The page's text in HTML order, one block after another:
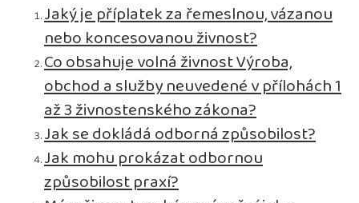
Jaký je příplatek za řemeslnou, vázanou
nebo koncesovanou živnost?
Co obsahuje volná živnost Výroba,
obchod a služby neuvedené v přílohách 1
až 3 živnostenského zákona?
Jak se dokládá odborná způsobilost?
Jak mohu prokázat odbornou
způsobilost praxí?